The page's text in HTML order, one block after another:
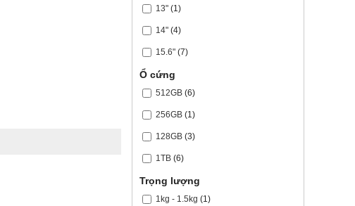
13" (1)
14" (4)
15.6" (7)
Ổ cứng
512GB (6)
256GB (1)
128GB (3)
1TB (6)
Trọng lượng
1kg - 1.5kg (1)